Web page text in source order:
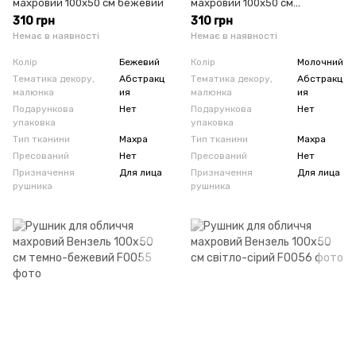
махровий 100х50 см бежевий
310 грн
Немає в наявності
Колір
Бежевий
Тематика декору,
малюнка
Абстракц
ия
Подарункова
упаковка
Нет
Тип тканини
Махра
Пресований
Нет
Призначення
рушника
Для лица
махровий 100х50 см
перлинний
310 грн
Немає в наявності
Колір
Молочний
Тематика декору,
малюнка
Абстракц
ия
Подарункова
упаковка
Нет
Тип тканини
Махра
Пресований
Нет
Призначення
рушника
Для лица